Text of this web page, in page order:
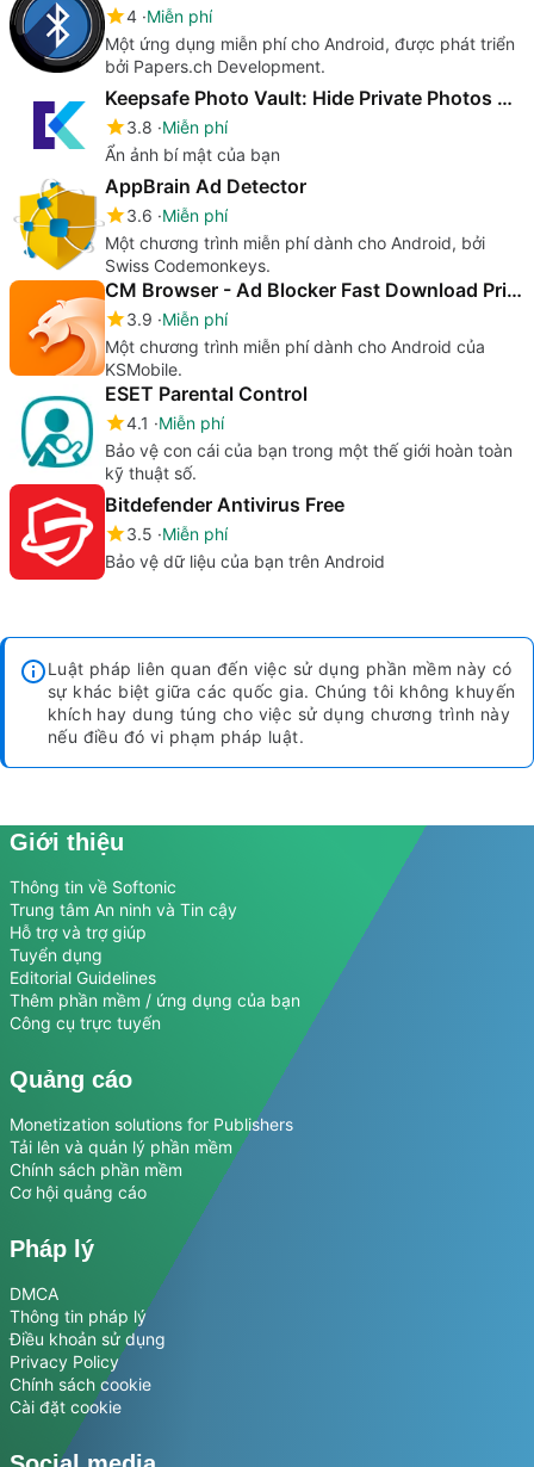
4 Miễn phí
Một ứng dụng miễn phí cho Android, được phát triển
bởi Papers.ch Development.
Keepsafe Photo Vault: Hide Private Photos Videos
3.8 Miễn phí
Ẩn ảnh bí mật của bạn
AppBrain Ad Detector
3.6 Miễn phí
Một chương trình miễn phí dành cho Android, bởi
Swiss Codemonkeys.
CM Browser - Ad Blocker Fast Download Privacy
3.9 Miễn phí
Một chương trình miễn phí dành cho Android của
KSMobile.
ESET Parental Control
4.1
Miễn phí
Bảo vệ con cái của bạn trong một thế giới hoàn toàn
kỹ thuật số.
Bitdefender Antivirus Free
3.5 Miễn phí
Bảo vệ dữ liệu của bạn trên Android
Luật pháp liên quan đến việc sử dụng phần mềm này có
sự khác biệt giữa các quốc gia. Chúng tôi không khuyến
khích hay dung túng cho việc sử dụng chương trình này
nếu điều đó vi phạm pháp luật.
Giới thiệu
Thông tin về Softonic
Trung tâm An ninh và Tin cậy
Hỗ trợ và trợ giúp
Tuyển dụng
Editorial Guidelines
Thêm phần mềm / ứng dụng của bạn
Công cụ trực tuyến
Quảng cáo
Monetization solutions for Publishers
Tải lên và quản lý phần mềm
Chính sách phần mềm
Cơ hội quảng cáo
Pháp lý
DMCA
Thông tin pháp lý
Điều khoản sử dụng
Privacy Policy
Chính sách cookie
Cài đặt cookie